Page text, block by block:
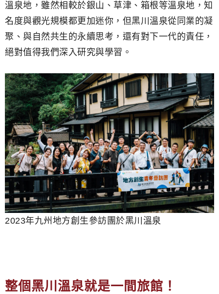
溫泉地，雖然相較於銀山、草津、箱根等溫泉地，知
名度與觀光規模都更加迷你，但黑川溫泉從同業的凝
聚、與自然共生的永續思考，還有對下一代的責任，
絕對值得我們深入研究與學習。
2023年九州地方創生參訪團於黑川溫泉
整個黑川溫泉就是一間旅館！